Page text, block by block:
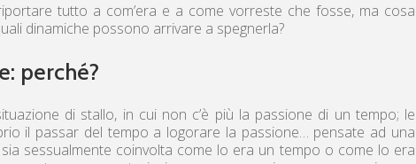
tutto a com’era e a come vorreste che fosse, ma cosa
dinamiche possono arrivare a spegnerla?
perché?
di stallo, in cui non c’è più la passione di un tempo; le
il passar del tempo a logorare la passione… pensate ad una
sessualmente coinvolta come lo era un tempo o come lo era